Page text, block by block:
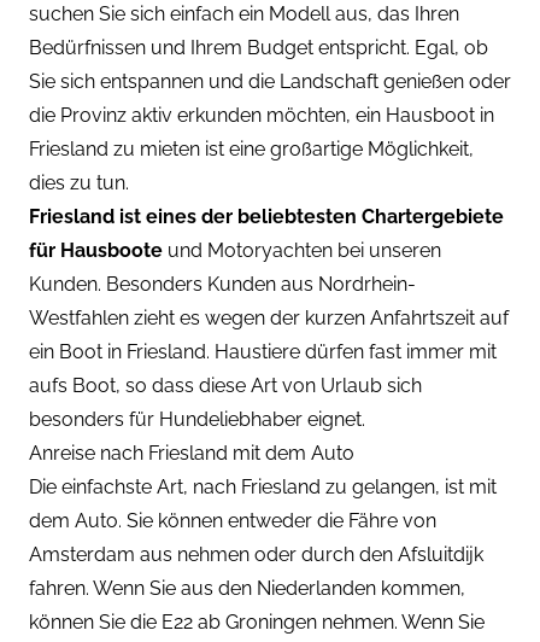
suchen Sie sich einfach ein Modell aus, das Ihren
Bedürfnissen und Ihrem Budget entspricht. Egal, ob
Sie sich entspannen und die Landschaft genießen oder
die Provinz aktiv erkunden möchten, ein Hausboot in
Friesland zu mieten ist eine großartige Möglichkeit,
dies zu tun.
Friesland ist eines der beliebtesten Chartergebiete
für Hausboote und Motoryachten bei unseren
Kunden. Besonders Kunden aus Nordrhein-
Westfahlen zieht es wegen der kurzen Anfahrtszeit auf
ein Boot in Friesland. Haustiere dürfen fast immer mit
aufs Boot, so dass diese Art von Urlaub sich
besonders für Hundeliebhaber eignet.
Anreise nach Friesland mit dem Auto
Die einfachste Art, nach Friesland zu gelangen, ist mit
dem Auto. Sie können entweder die Fähre von
Amsterdam aus nehmen oder durch den Afsluitdijk
fahren. Wenn Sie aus den Niederlanden kommen,
können Sie die E22 ab Groningen nehmen. Wenn Sie